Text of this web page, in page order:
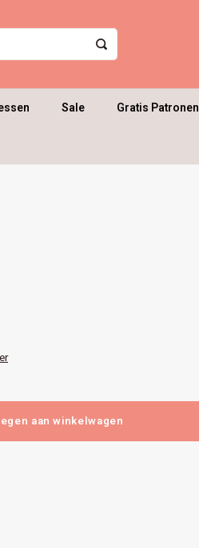
Sale Gratis Patronen
aan winkelwagen